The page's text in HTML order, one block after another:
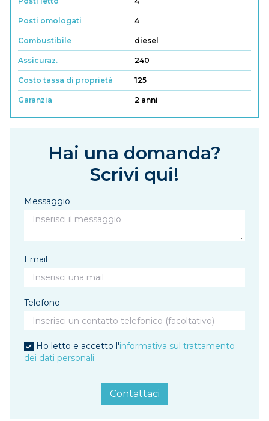
Posti omologati 4
Combustibile diesel
Assicuraz. 240
Costo tassa di proprietà 125
Garanzia 2 anni
Hai una domanda?
Scrivi qui!
Messaggio
Email
Telefono
Ho letto e accetto l'informativa sul trattamento
dei dati personali
Contattaci